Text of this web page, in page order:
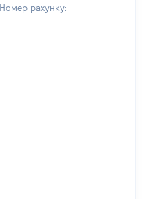
Номер рахунку: